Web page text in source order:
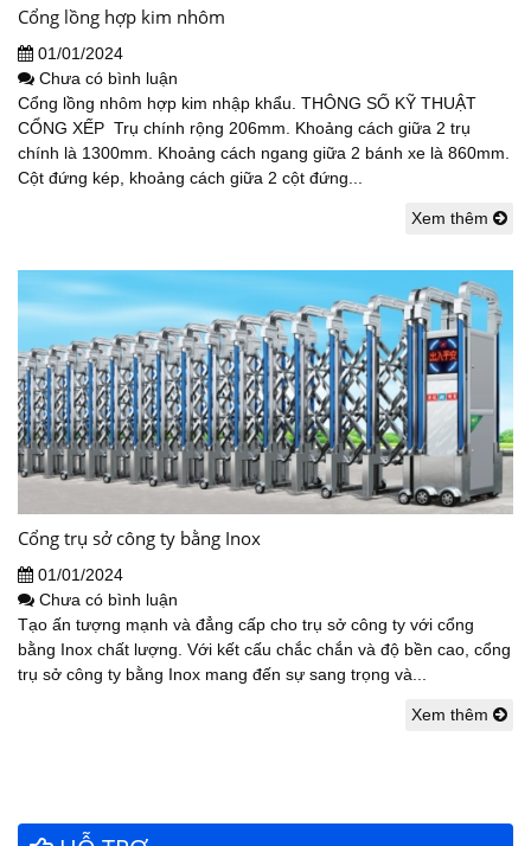
Cổng lồng hợp kim nhôm
01/01/2024
Chưa có bình luận
Cổng lồng nhôm hợp kim nhập khẩu. THÔNG SỐ KỸ THUẬT
CỔNG XẾP Trụ chính rộng 206mm. Khoảng cách giữa 2 trụ
chính là 1300mm. Khoảng cách ngang giữa 2 bánh xe là 860mm.
Cột đứng kép, khoảng cách giữa 2 cột đứng...
Xem thêm
Cổng trụ sở công ty bằng Inox
01/01/2024
Chưa có bình luận
Tạo ấn tượng mạnh và đẳng cấp cho trụ sở công ty với cổng
bằng Inox chất lượng. Với kết cấu chắc chắn và độ bền cao, cổng
trụ sở công ty bằng Inox mang đến sự sang trọng và...
Xem thêm